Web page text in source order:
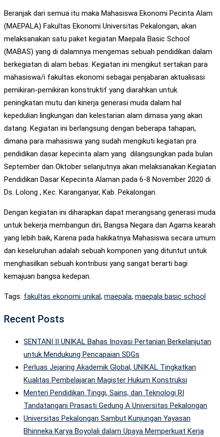
Beranjak dari semua itu maka Mahasiswa Ekonomi Pecinta Alam
(MAEPALA) Fakultas Ekonomi Universitas Pekalongan, akan
melaksanakan satu paket kegiatan Maepala Basic School
(MABAS) yang di dalamnya mengemas sebuah pendidikan dalam
berkegiatan di alam bebas. Kegiatan ini mengikut sertakan para
mahasiswa/i fakultas ekonomi sebagai penjabaran aktualisasi
pemikiran-pemikiran konstruktif yang diarahkan untuk
peningkatan mutu dan kinerja generasi muda dalam hal
kepedulian lingkungan dan kelestarian alam dimasa yang akan
datang. Kegiatan ini berlangsung dengan beberapa tahapan,
dimana para mahasiswa yang sudah mengikuti kegiatan pra
pendidikan dasar kepecinta alam yang dilangsungkan pada bulan
September dan Oktober selanjutnya akan melaksanakan Kegiatan
Pendidikan Dasar Kepecinta Alaman pada 6-8 November 2020 di
Ds. Lolong , Kec. Karanganyar, Kab. Pekalongan.
Dengan kegiatan ini diharapkan dapat merangsang generasi muda
untuk bekerja membangun diri, Bangsa Negara dan Agama kearah
yang lebih baik, Karena pada hakikatnya Mahasiswa secara umum
dan keseluruhan adalah sebuah komponen yang dituntut untuk
menghasilkan sebuah kontribusi yang sangat berarti bagi
kemajuan bangsa kedepan.
Tags: fakultas ekonomi unikal, maepala, maepala basic school
Recent Posts
SENTANI II UNIKAL Bahas Inovasi Pertanian Berkelanjutan
untuk Mendukung Pencapaian SDGs
Perluas Jejaring Akademik Global, UNIKAL Tingkatkan
Kualitas Pembelajaran Magister Hukum Konstruksi
Menteri Pendidikan Tinggi, Sains, dan Teknologi RI
Tandatangani Prasasti Gedung A Universitas Pekalongan
Universitas Pekalongan Sambut Kunjungan Yayasan
Bhinneka Karya Boyolali dalam Upaya Memperkuat Kerja